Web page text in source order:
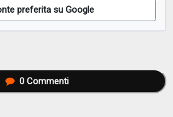
preferita su Google
0Commenti